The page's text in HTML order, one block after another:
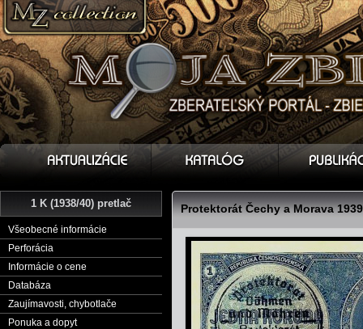
1 K (1938/40) pretlač
Všeobecné informácie
Perforácia
Informácie o cene
Databáza
Zaujímavosti, chybotlače
Ponuka a dopyt
Protektorát Čechy a Morava